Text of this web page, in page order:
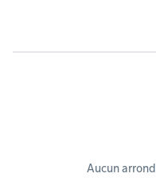
Aucun